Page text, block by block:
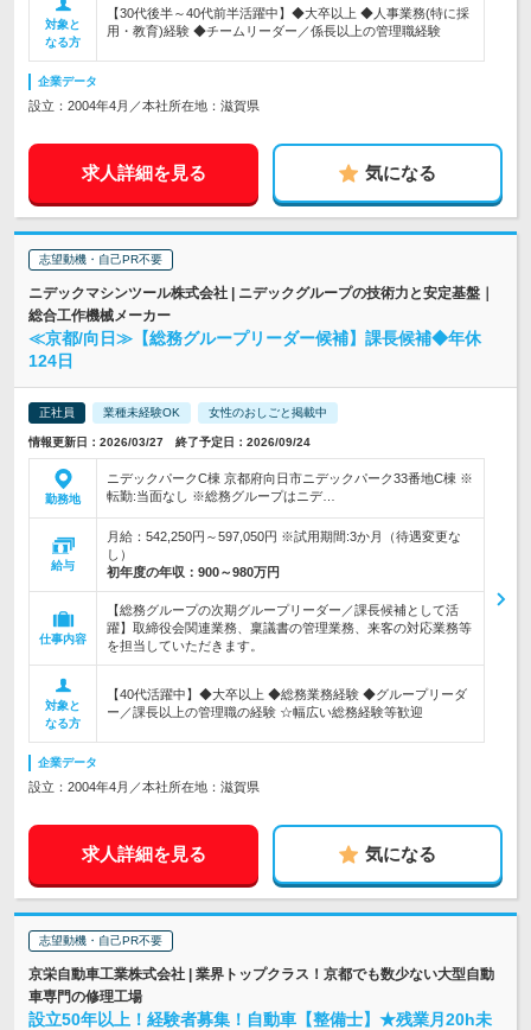
対象と
なる方
【30代後半～40代前半活躍中】◆大卒以上 ◆人事業務(特に採
用・教育)経験 ◆チームリーダー／係長以上の管理職経験
企業データ
設立：2004年4月／本社所在地：滋賀県
求人詳細を見る 気になる
志望動機・自己PR不要
ニデックマシンツール株式会社 | ニデックグループの技術力と安定基盤｜
総合工作機械メーカー
≪京都/向日≫【総務グループリーダー候補】課長候補◆年休
124日
正社員 業種未経験OK 女性のおしごと掲載中
情報更新日：2026/03/27 終了予定日：2026/09/24
勤務地
ニデックパークC棟 京都府向日市ニデックパーク33番地C棟 ※
転勤:当面なし ※総務グループはニデ…
給与
月給：542,250円～597,050円 ※試用期間:3か月（待遇変更な
し）
初年度の年収： 900～980万円
仕事内容
【総務グループの次期グループリーダー／課長候補として活
躍】取締役会関連業務、稟議書の管理業務、来客の対応業務等
を担当していただきます。
対象と
なる方
【40代活躍中】◆大卒以上 ◆総務業務経験 ◆グループリーダ
ー／課長以上の管理職の経験 ☆幅広い総務経験等歓迎
企業データ
設立：2004年4月／本社所在地：滋賀県
求人詳細を見る 気になる
志望動機・自己PR不要
京栄自動車工業株式会社 | 業界トップクラス！京都でも数少ない大型自動
車専門の修理工場
設立50年以上！経験者募集！自動車【整備士】★残業月20h未